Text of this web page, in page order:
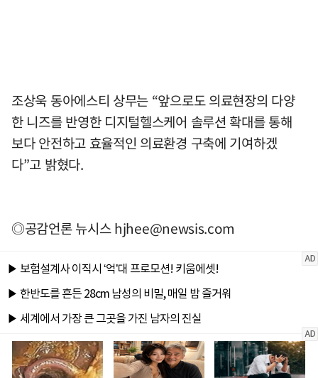
조상욱 동아에스티 상무는 “앞으로도 의료현장의 다양
한 니즈를 반영한 디지털헬스케어 솔루션 확대를 통해
보다 안전하고 효율적인 의료환경 구축에 기여하겠
다”고 밝혔다.
◎공감언론 뉴시스hjhee@newsis.com